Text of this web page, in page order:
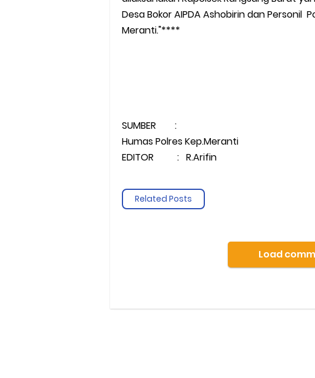
Desa Bokor AIPDA Ashobirin dan Personil
Meranti."****
SUMBER :
Humas Polres Kep.Meranti
EDITOR : R.Arifin
Related Posts
Load